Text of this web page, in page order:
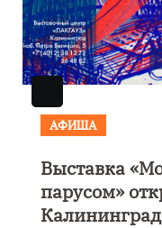
АФИША
четверти